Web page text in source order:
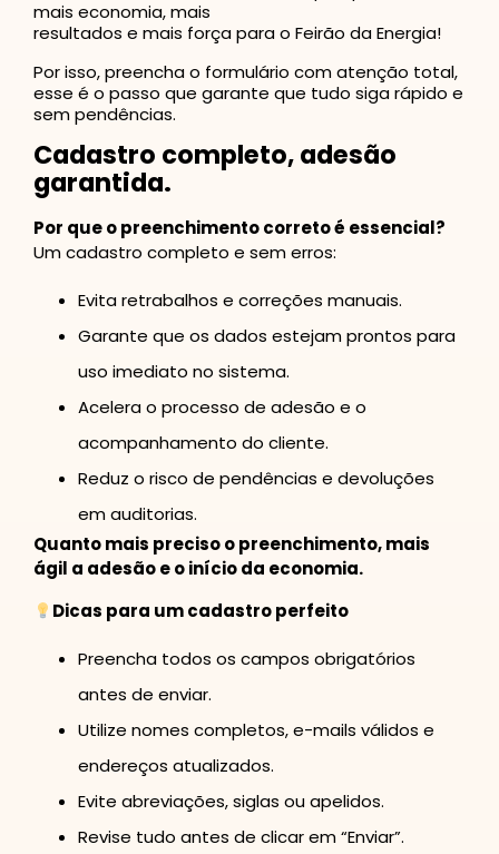
mais economia, mais
resultados e mais força para o Feirão da Energia!
Por isso, preencha o formulário com atenção total,
esse é o passo que garante que tudo siga rápido e
sem pendências.
Cadastro completo, adesão
garantida.
Por que o preenchimento correto é essencial?
Um cadastro completo e sem erros:
Evita retrabalhos e correções manuais.
Garante que os dados estejam prontos para
uso imediato no sistema.
Acelera o processo de adesão e o
acompanhamento do cliente.
Reduz o risco de pendências e devoluções
em auditorias.
Quanto mais preciso o preenchimento, mais
ágil a adesão e o início da economia.
Dicas para um cadastro perfeito
Preencha todos os campos obrigatórios
antes de enviar.
Utilize nomes completos, e-mails válidos e
endereços atualizados.
Evite abreviações, siglas ou apelidos.
Revise tudo antes de clicar em “Enviar”.